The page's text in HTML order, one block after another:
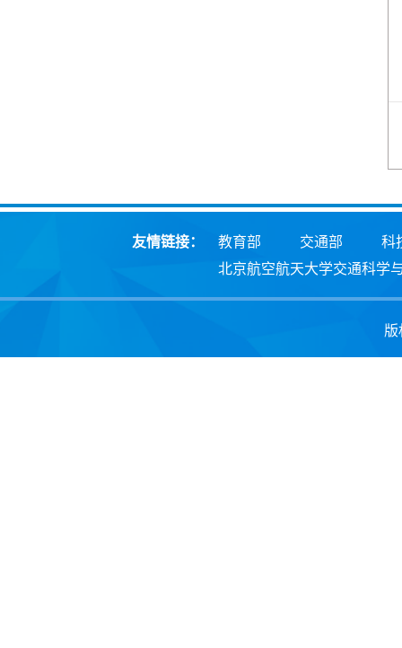
友情链接： 教育部 交通部
科
北京航空航天大学交通科学
版